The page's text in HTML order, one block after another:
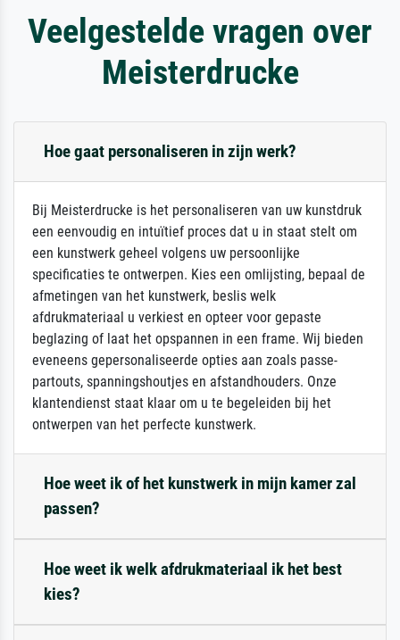
Veelgestelde vragen over
Meisterdrucke
Hoe gaat personaliseren in zijn werk?
Bij Meisterdrucke is het personaliseren van uw kunstdruk
een eenvoudig en intuïtief proces dat u in staat stelt om
een kunstwerk geheel volgens uw persoonlijke
specificaties te ontwerpen. Kies een omlijsting, bepaal de
afmetingen van het kunstwerk, beslis welk
afdrukmateriaal u verkiest en opteer voor gepaste
beglazing of laat het opspannen in een frame. Wij bieden
eveneens gepersonaliseerde opties aan zoals passe-
partouts, spanningshoutjes en afstandhouders. Onze
klantendienst staat klaar om u te begeleiden bij het
ontwerpen van het perfecte kunstwerk.
Hoe weet ik of het kunstwerk in mijn kamer zal
passen?
Hoe weet ik welk afdrukmateriaal ik het best
kies?